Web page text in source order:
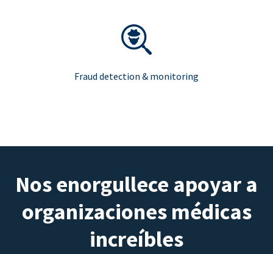
Fraud detection & monitoring
Nos enorgullece apoyar a
organizaciones médicas
increíbles